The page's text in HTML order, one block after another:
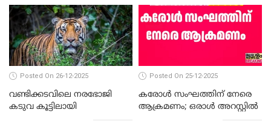
സത്യപ്രതിജ്ഞ ചടങ്ങില്‍
ചട്ടലംഘനമെന്ന് പാർട്ടി
Posted On 26-12-2025
വണ്ടിക്കടവിലെ നരഭോജി
കടുവ കൂട്ടിലായി
Posted On 25-12-2025
കരോള്‍ സംഘത്തിന് നേരെ
ആക്രമണം; ഒരാള്‍ അറസ്റ്റില്‍